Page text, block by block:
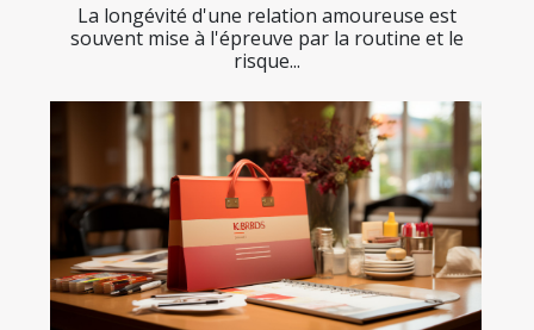
La longévité d'une relation amoureuse est
souvent mise à l'épreuve par la routine et le
risque...